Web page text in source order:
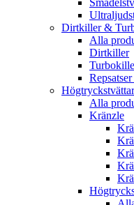
Dirtkiller &
Alla
Dirtkiller
Högtryckstvättar
Alla
Kränzle